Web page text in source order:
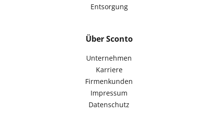
Entsorgung
Über Sconto
Unternehmen
Karriere
Firmenkunden
Impressum
Datenschutz